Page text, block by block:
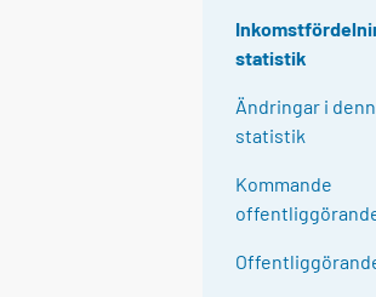
statistik
Ändringar i
statistik
Kommande